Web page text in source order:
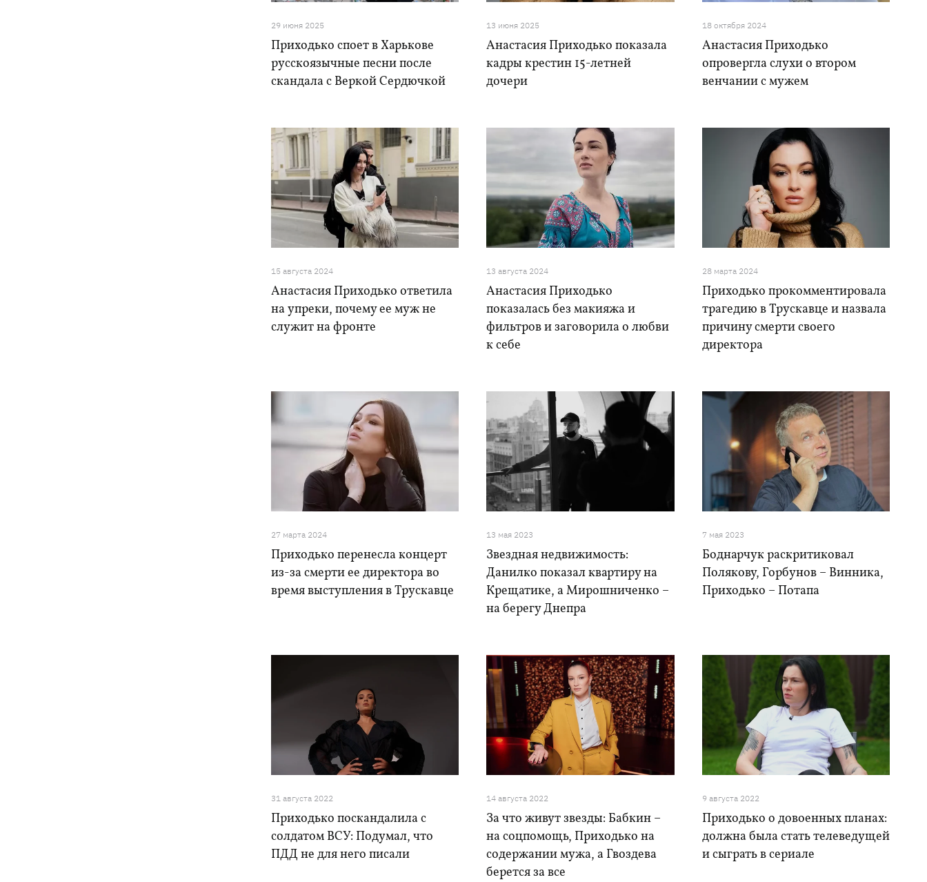
29 июня 2025
Приходько споет в Харькове
русскоязычные песни после
скандала с Веркой Сердючкой
13 июня 2025
Анастасия Приходько показала
кадры крестин 15-летней
дочери
18 октября 2024
Анастасия Приходько
опровергла слухи о втором
венчании с мужем
15 августа 2024
Анастасия Приходько ответила
на упреки, почему ее муж не
служит на фронте
13 августа 2024
Анастасия Приходько
показалась без макияжа и
фильтров и заговорила о любви
к себе
28 марта 2024
Приходько прокомментировала
трагедию в Трускавце и назвала
причину смерти своего
директора
27 марта 2024
Приходько перенесла концерт
из-за смерти ее директора во
время выступления в Трускавце
13 мая 2023
Звездная недвижимость:
Данилко показал квартиру на
Крещатике, а Мирошниченко –
на берегу Днепра
7 мая 2023
Боднарчук раскритиковал
Полякову, Горбунов – Винника,
Приходько – Потапа
31 августа 2022
Приходько поскандалила с
солдатом ВСУ: Подумал, что
ПДД не для него писали
14 августа 2022
За что живут звезды: Бабкин –
на соцпомощь, Приходько на
содержании мужа, а Гвоздева
берется за все
9 августа 2022
Приходько о довоенных планах:
должна была стать телеведущей
и сыграть в сериале